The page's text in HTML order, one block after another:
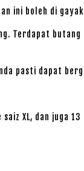
ini boleh di
Terdapat
pasti dapat
XL, dan juga